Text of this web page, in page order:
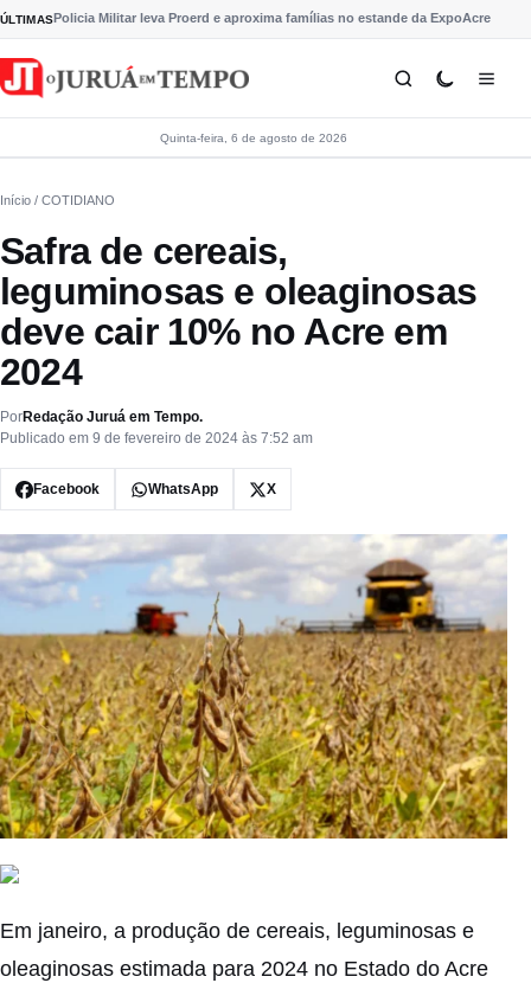
Pular para o conteúdo
ÚLTIMASPolicia Militar leva Proerd e aproxima famílias no estande da ExpoAcre
Quinta-feira, 6 de agosto de 2026
Início / COTIDIANO
Safra de cereais,
leguminosas e oleaginosas
deve cair 10% no Acre em
2024
PorRedação Juruá em Tempo.
Publicado em 9 de fevereiro de 2024 às 7:52 am
Facebook WhatsApp X
Em janeiro, a produção de cereais, leguminosas e
oleaginosas estimada para 2024 no Estado do Acre